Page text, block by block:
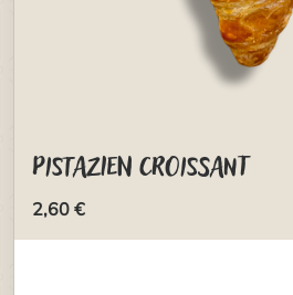
Pistazien Croissant
2,60 €